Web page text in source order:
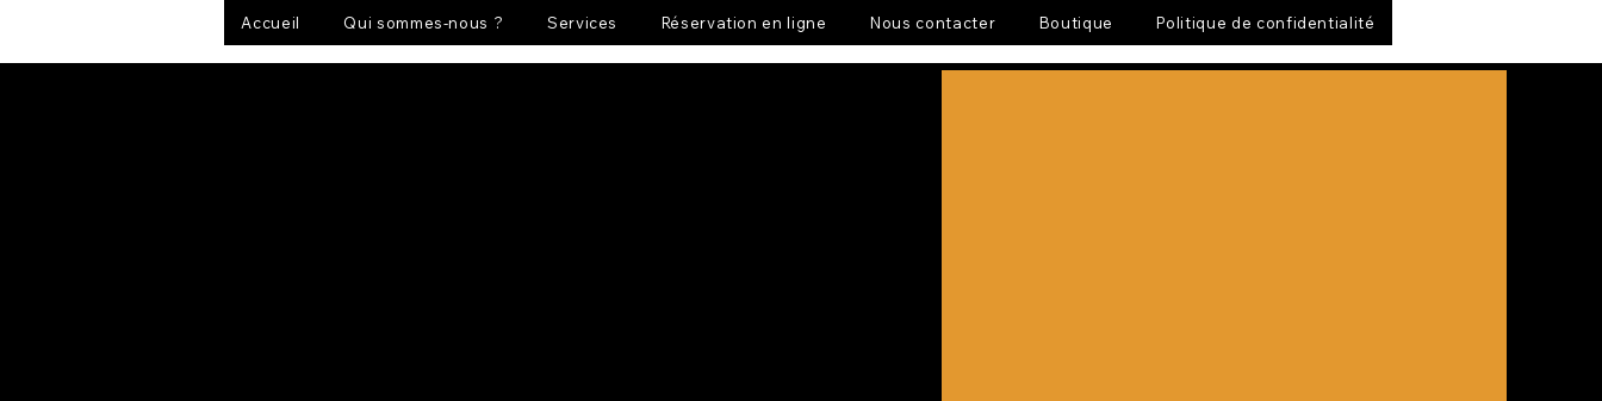
Accueil Qui sommes-nous ? Services Réservation en ligne Nous contacter Boutique Politique de confidentialité